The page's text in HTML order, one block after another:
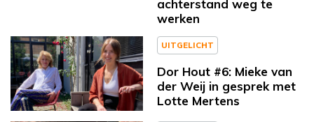
achterstand weg te
werken
UITGELICHT
Dor Hout #6: Mieke van
der Weij in gesprek met
Lotte Mertens